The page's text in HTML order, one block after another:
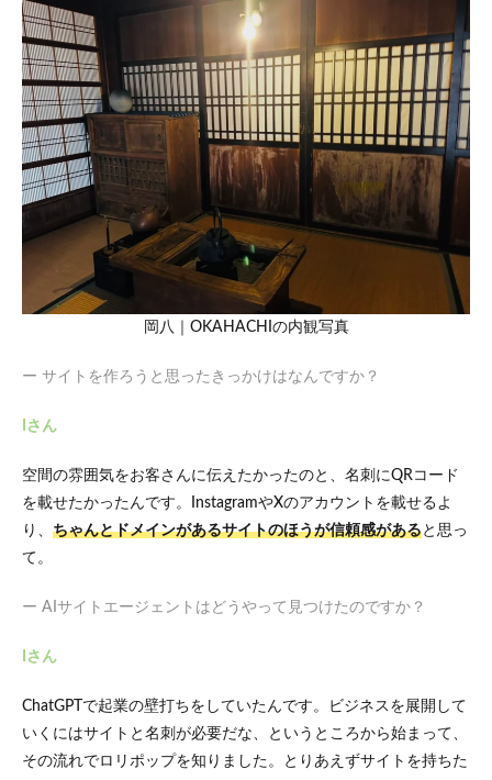
ン
ト」
を選
んだ
決め
手
3
使っ
てみ
て感
じた
こ
イン
を終
えて
4.1
プ！
ン
ト」
で制
岡八｜OKAHACHIの内観写真
ー サイトを作ろうと思ったきっかけはなんですか？
Iさん
空間の雰囲気をお客さんに伝えたかったのと、名刺にQRコード
を載せたかったんです。InstagramやXのアカウントを載せるよ
り、 ちゃんとドメインがあるサイトのほうが信頼感があると思っ
て。
ー AIサイトエージェントはどうやって見つけたのですか？
Iさん
ChatGPTで起業の壁打ちをしていたんです。ビジネスを展開して
いくにはサイトと名刺が必要だな、というところから始まって、
その流れでロリポップを知りました。とりあえずサイトを持ちた